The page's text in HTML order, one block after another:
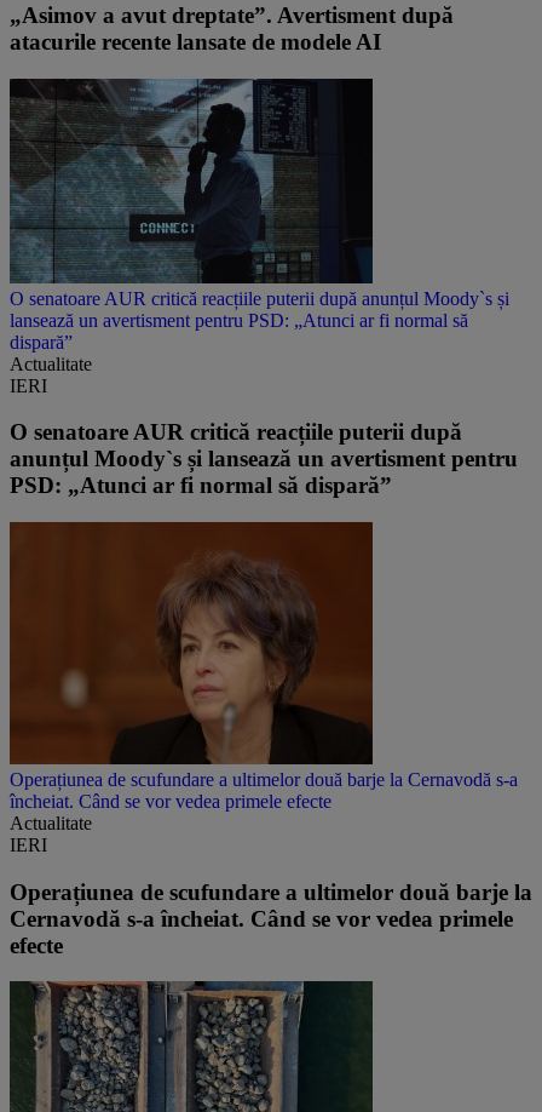
„Asimov a avut dreptate”. Avertisment după
atacurile recente lansate de modele AI
O senatoare AUR critică reacțiile puterii după anunțul Moody`s și
lansează un avertisment pentru PSD: „Atunci ar fi normal să
dispară”
Actualitate
IERI
O senatoare AUR critică reacțiile puterii după
anunțul Moody`s și lansează un avertisment pentru
PSD: „Atunci ar fi normal să dispară”
Operațiunea de scufundare a ultimelor două barje la Cernavodă s-a
încheiat. Când se vor vedea primele efecte
Actualitate
IERI
Operațiunea de scufundare a ultimelor două barje la
Cernavodă s-a încheiat. Când se vor vedea primele
efecte